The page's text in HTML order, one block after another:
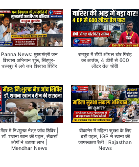
Panna News: मुख्यमंत्री जन
विश्वास अभियान शुरू, सिंहपुर-
धरमपुर में लगे जन विश्वास शिविर
रामपुरा में डीपी ऑयल चोर गिरोह
का आतंक, 4 डीपी से 600
लीटर तेल चोरी!
मेंढर में निःशुल्क नेत्र जांच शिविर |
डॉ. शबाना खान की पहल, सैकड़ों
लोगों ने उठाया लाभ |
Mendhar News
बीकानेर में महिला सुरक्षा के लिए
बड़ी पहल, IGP ने रवाना की
जागरूकता रैली | Rajasthan
News